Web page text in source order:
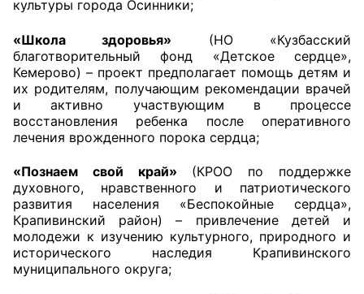
Порядок работы ЦОН
Аппарат ОП КО
УСТАВ ГКУ “АППАРАТ ОП КО”
Доходы руководителя за 2024 г.
культуры города Осинники;
«Школа здоровья» (НО «Кузбасский
благотворительный фонд «Детское сердце»,
Кемерово) – проект предполагает помощь детям и
их родителям, получающим рекомендации врачей
и активно участвующим в процессе
восстановления ребенка после оперативного
лечения врожденного порока сердца;
«Познаем свой край» (КРОО по поддержке
духовного, нравственного и патриотического
развития населения «Беспокойные сердца»,
Крапивинский район) – привлечение детей и
молодежи к изучению культурного, природного и
исторического наследия Крапивинского
муниципального округа;